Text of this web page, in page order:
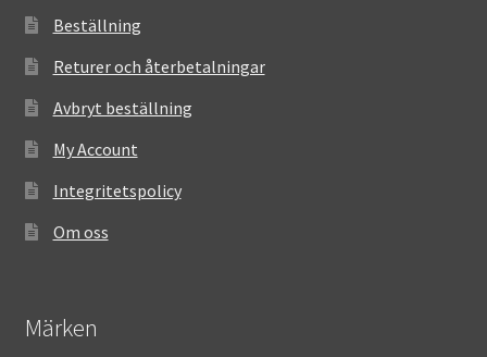
Beställning
Returer och återbetalningar
Avbryt beställning
My Account
Integritetspolicy
Om oss
Märken